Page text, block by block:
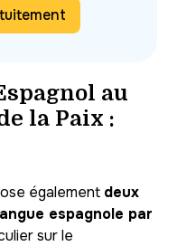
au
la Paix :
également deux
espagnole par
sur le